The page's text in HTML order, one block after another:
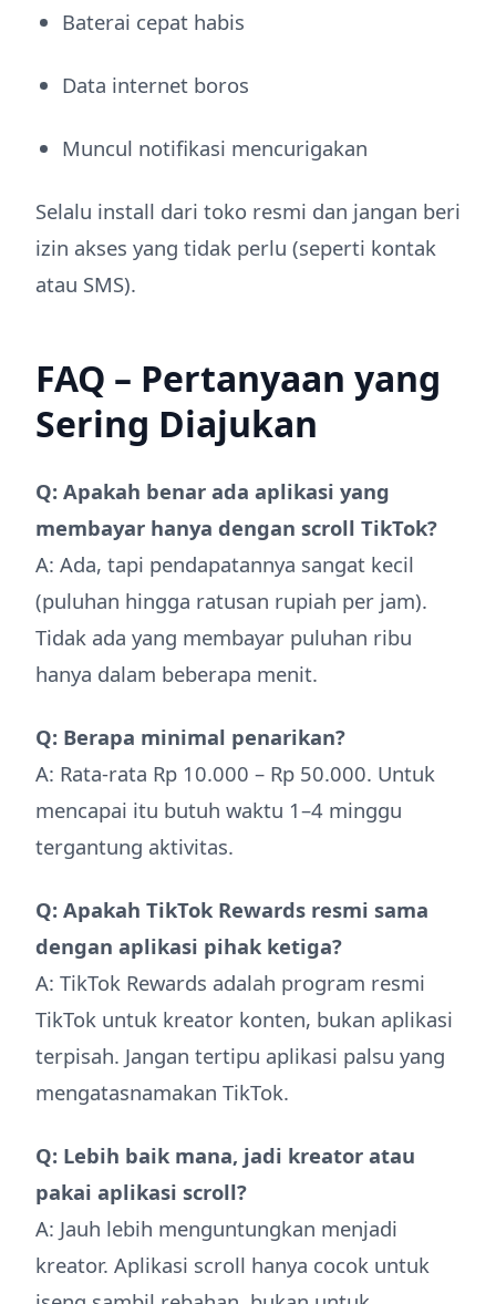
Baterai cepat habis
Data internet boros
Muncul notifikasi mencurigakan
Selalu install dari toko resmi dan jangan beri
izin akses yang tidak perlu (seperti kontak
atau SMS).
FAQ – Pertanyaan yang
Sering Diajukan
Q: Apakah benar ada aplikasi yang
membayar hanya dengan scroll TikTok?
A: Ada, tapi pendapatannya sangat kecil
(puluhan hingga ratusan rupiah per jam).
Tidak ada yang membayar puluhan ribu
hanya dalam beberapa menit.
Q: Berapa minimal penarikan?
A: Rata-rata Rp 10.000 – Rp 50.000. Untuk
mencapai itu butuh waktu 1–4 minggu
tergantung aktivitas.
Q: Apakah TikTok Rewards resmi sama
dengan aplikasi pihak ketiga?
A: TikTok Rewards adalah program resmi
TikTok untuk kreator konten, bukan aplikasi
terpisah. Jangan tertipu aplikasi palsu yang
mengatasnamakan TikTok.
Q: Lebih baik mana, jadi kreator atau
pakai aplikasi scroll?
A: Jauh lebih menguntungkan menjadi
kreator. Aplikasi scroll hanya cocok untuk